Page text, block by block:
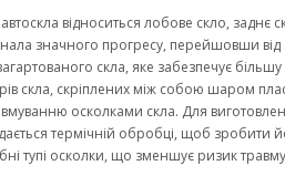
відноситься лобове скло, заднє
значного прогресу, перейшовши від
скла, яке забезпечує
скла, скріплених між собою шаром
осколками скла. Для
термічній обробці, щоб зробити
тупі осколки, що зменшує ризик